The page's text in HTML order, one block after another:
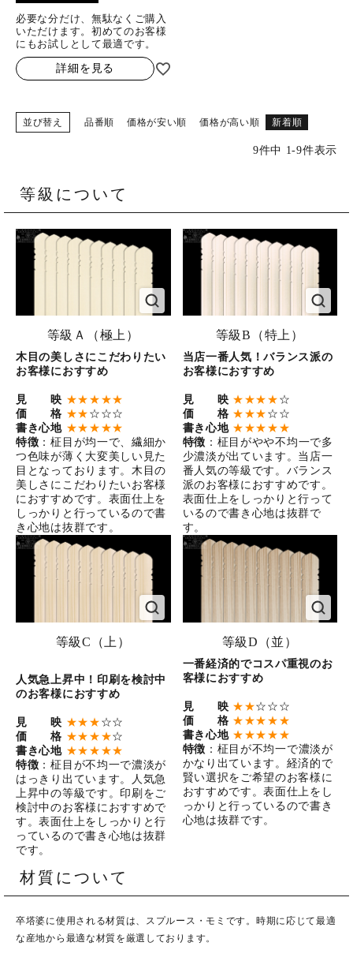
必要な分だけ、無駄なくご購入
いただけます。初めてのお客様
にもお試しとして最適です。
詳細を見る
並び替え 品番順 価格が安い順 価格が高い順 新着順
9件中 1-9件表示
等級について
等級Ａ（極上）
木目の美しさにこだわりたい
お客様におすすめ
見 映 ★★★★★
価 格 ★★ ☆☆☆
書き心地 ★★★★★
特徴 ：柾目が均一で、繊細か
つ色味が薄く大変美しい見た
目となっております。木目の
美しさにこだわりたいお客様
におすすめです。表面仕上を
しっかりと行っているので書
き心地は抜群です。
等級B（特上）
当店一番人気！バランス派の
お客様におすすめ
見 映 ★★★★ ☆
価 格 ★★★ ☆☆
書き心地 ★★★★★
特徴 ：柾目がやや不均一で多
少濃淡が出ています。当店一
番人気の等級です。バランス
派のお客様におすすめです。
表面仕上をしっかりと行って
いるので書き心地は抜群で
す。
等級C（上）
人気急上昇中！印刷を検討中
のお客様におすすめ
見 映 ★★★ ☆☆
価 格 ★★★★☆
書き心地 ★★★★★
特徴 ：柾目が不均一で濃淡が
はっきり出ています。人気急
上昇中の等級です。印刷をご
検討中のお客様におすすめで
す。表面仕上をしっかりと行
っているので書き心地は抜群
です。
等級D（並）
一番経済的でコスパ重視のお
客様におすすめ
見 映 ★★☆☆☆
価 格 ★★★★★
書き心地 ★★★★★
特徴 ：柾目が不均一で濃淡が
かなり出ています。経済的で
賢い選択をご希望のお客様に
おすすめです。表面仕上をし
っかりと行っているので書き
心地は抜群です。
材質について
卒塔婆に使用される材質は、スプルース・モミです。時期に応じて最適
な産地から最適な材質を厳選しております。